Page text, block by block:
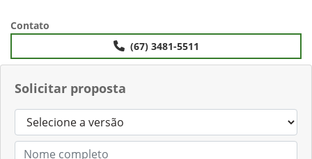
Solicitar proposta
Contato
(67) 3481-5511